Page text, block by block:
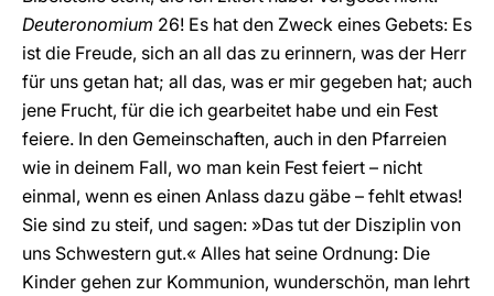
Deuteronomium 26! Es hat den Zweck eines Gebets: Es
ist die Freude, sich an all das zu erinnern, was der Herr
für uns getan hat; all das, was er mir gegeben hat; auch
jene Frucht, für die ich gearbeitet habe und ein Fest
feiere. In den Gemeinschaften, auch in den Pfarreien
wie in deinem Fall, wo man kein Fest feiert – nicht
einmal, wenn es einen Anlass dazu gäbe – fehlt etwas!
Sie sind zu steif, und sagen: »Das tut der Disziplin von
uns Schwestern gut.« Alles hat seine Ordnung: Die
Kinder gehen zur Kommunion, wunderschön, man lehrt